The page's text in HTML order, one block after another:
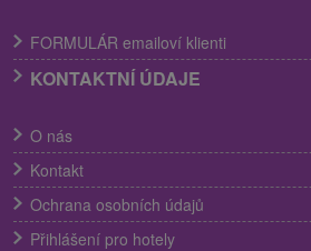
FORMULÁR emailoví klienti
KONTAKTNÍ ÚDAJE
O nás
Kontakt
Ochrana osobních údajů
Přihlášení pro hotely